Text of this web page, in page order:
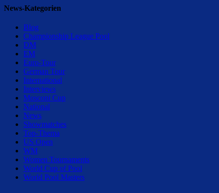
News-Kategorien
Blog
Championship League Pool
DM
EM
Euro-Tour
German Tour
International
Interviews
Mosconi Cup
National
News
Showmatches
Top-Thema
US Open
WM
Women Tournaments
World Cup of Pool
World Pool Masters